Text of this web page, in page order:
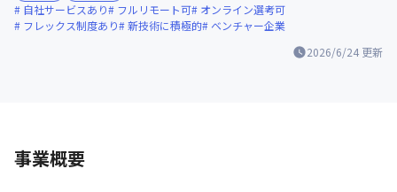
2026/6/24 更新
自社サービスあり
フルリモート可
オンライン選考可
フレックス制度あり
新技術に積極的 ベンチャー企業
事業概要